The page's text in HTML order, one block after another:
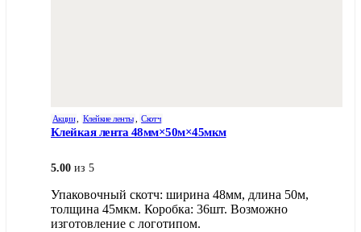
Акции, Клейкие ленты , Скотч
Клейкая лента 48мм×50м×45мкм
5.00 из 5
Упаковочный скотч: ширина 48мм, длина 50м,
толщина 45мкм. Коробка: 36шт. Возможно
изготовление с логотипом.